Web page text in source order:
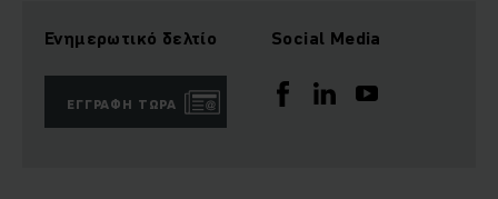
Ενημερωτικό δελτίο
ΕΓΓΡΑΦΉ ΤΏΡΑ
Social Media